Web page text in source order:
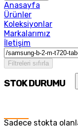
Anasayfa
Ürünler
Koleksiyonlar
Markalarımız
İletişim
Filtreleri sıfırla
STOK DURUMU
Sadece stokta